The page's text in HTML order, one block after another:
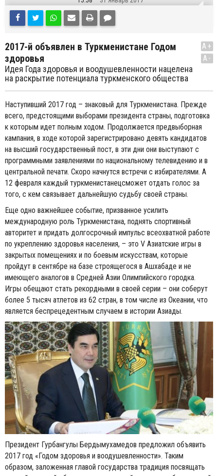
2017-й объявлен в Туркменистане Годом
здоровья
Идея Года здоровья и воодушевленности нацелена
на раскрытие потенциала туркменского общества
A+
A-
Наступивший 2017 год – знаковый для Туркменистана. Прежде
всего, предстоящими выборами президента страны, подготовка
к которым идет полным ходом. Продолжается предвыборная
кампания, в ходе которой зарегистрировано девять кандидатов
на высший государственный пост, в эти дни они выступают с
программными заявлениями по национальному телевидению и в
центральной печати. Скоро начнутся встречи с избирателями. А
12 февраля каждый туркменистанецсможет отдать голос за
того, с кем связывает дальнейшую судьбу своей страны.
Еще одно важнейшее событие, призванное усилить
международную роль Туркменистана, поднять спортивный
авторитет и придать долгосрочный импульс всеохватной работе
по укреплению здоровья населения, – это V Азиатские игры в
закрытых помещениях и по боевым искусствам, которые
пройдут в сентябре на базе строящегося в Ашхабаде и не
имеющего аналогов в Средней Азии Олимпийского городка.
Игры обещают стать рекордными в своей серии – они соберут
более 5 тысяч атлетов из 62 стран, в том числе из Океании, что
является беспрецедентным случаем в истории Азиады.
Президент Гурбангулы Бердымухамедов предложил объявить
2017 год «Годом здоровья и воодушевленности». Таким
образом, заложенная главой государства традиция посвящать